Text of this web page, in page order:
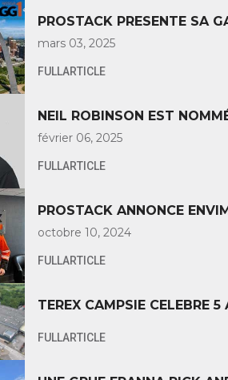
PROSTACK PRESENTE SA
mars 03, 2025
FULLARTICLE
NEIL ROBINSON EST
février 06, 2025
FULLARTICLE
PROSTACK ANNONCE
octobre 10, 2024
FULLARTICLE
TEREX CAMPSIE CELEBRE
FULLARTICLE